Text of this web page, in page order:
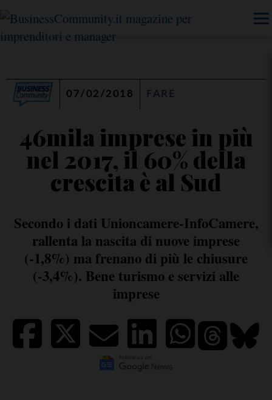
07/02/2018 FARE
46mila imprese in più
nel 2017, il 60% della
crescita è al Sud
Secondo i dati Unioncamere-InfoCamere,
rallenta la nascita di nuove imprese
(-1,8%) ma frenano di più le chiusure
(-3,4%). Bene turismo e servizi alle
imprese